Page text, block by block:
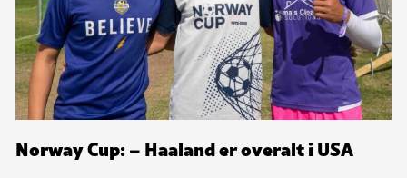
Norway Cup: – Haaland er overalt i USA